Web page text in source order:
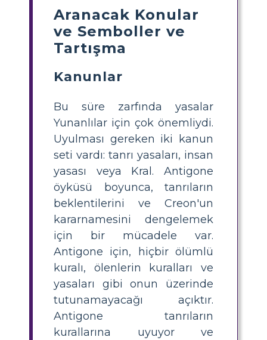
Aranacak Konular
ve Semboller ve
Tartışma
Kanunlar
Bu süre zarfında yasalar
Yunanlılar için çok önemliydi.
Uyulması gereken iki kanun
seti vardı: tanrı yasaları, insan
yasası veya Kral. Antigone
öyküsü boyunca, tanrıların
beklentilerini ve Creon'un
kararnamesini dengelemek
için bir mücadele var.
Antigone için, hiçbir ölümlü
kuralı, ölenlerin kuralları ve
yasaları gibi onun üzerinde
tutunamayacağı açıktır.
Antigone tanrıların
kurallarına uyuyor ve